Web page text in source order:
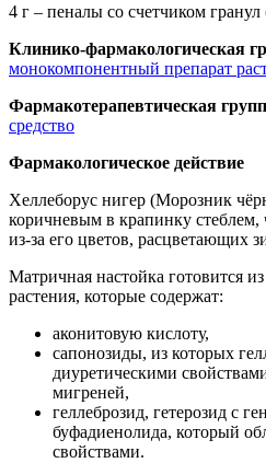
4 г – пеналы со счетчиком
Клинико-фармакологическая
монокомпонентный препарат
Фармакотерапевтическая
средство
Фармакологическое действие
Хеллеборус нигер (Морозник
коричневым в крапинку
из-за его цветов, расцветающих
Матричная настойка готовится
растения, которые содержат:
аконитовую кислоту,
сапонозиды, из которых
диуретическими
мигреней,
геллеброзид, гетерозид с
буфадиенолида, который
свойствами.